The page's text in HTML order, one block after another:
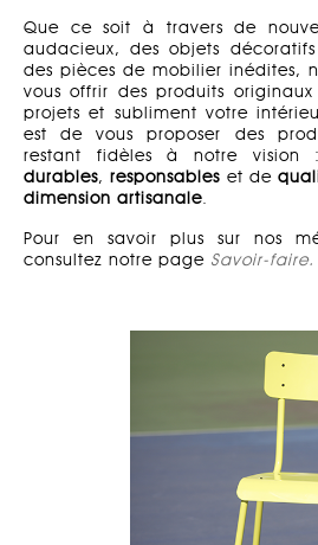
Que ce soit à travers de
audacieux, des objets
des pièces de mobilier inédites,
vous offrir des produits
projets et subliment votre
est de vous proposer des
restant fidèles à notre
durables,responsables et de
dimension artisanale.
Pour en savoir plus sur nos
consultez notre page Savoir-faire.